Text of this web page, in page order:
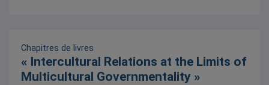
Chapitres de livres
« Intercultural Relations at the Limits of
Multicultural Governmentality »